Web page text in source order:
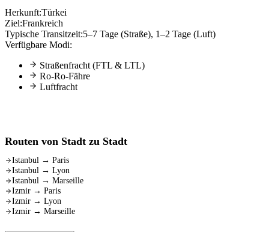
Herkunft:Türkei
Ziel:Frankreich
Typische Transitzeit:5–7 Tage (Straße), 1–2 Tage (Luft)
Verfügbare Modi:
Straßenfracht (FTL & LTL)
Ro-Ro-Fähre
Luftfracht
Routen von Stadt zu Stadt
Istanbul → Paris
Istanbul → Lyon
Istanbul → Marseille
Izmir → Paris
Izmir → Lyon
Izmir → Marseille